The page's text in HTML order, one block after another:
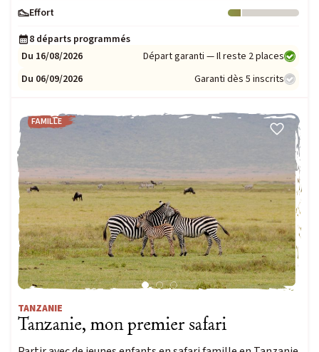
Effort
Niveau : 1
8 départs programmés
Du 16/08/2026
Départ garanti — Il reste 2 places
Du 06/09/2026
Garanti dès 5 inscrits
FAMILLE
TANZANIE
Tanzanie, mon premier safari